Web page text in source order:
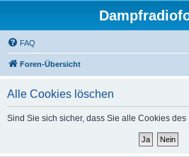
FAQ
Foren-Übersicht
Alle Cookies löschen
Sind Sie sich sicher, dass Sie alle Cookies